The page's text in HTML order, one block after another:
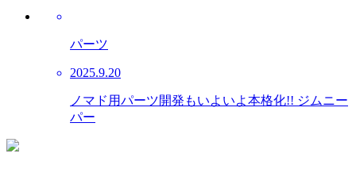
パーツ
2025.9.20
ノマド用パーツ開発もいよいよ本格化!! ジムニー
パー